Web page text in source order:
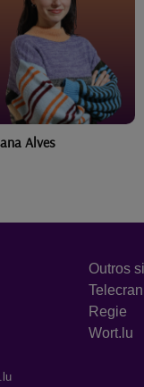
Rodrigues
Outros
Telecran
Regie
Wort.lu